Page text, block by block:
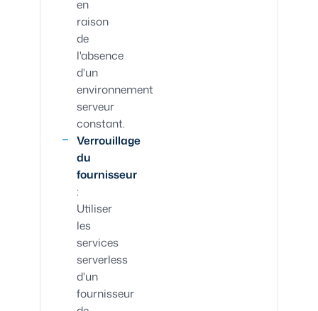
en
raison
de
l'absence
d'un
environnement
serveur
constant.
Verrouillage
du
fournisseur
:
Utiliser
les
services
serverless
d'un
fournisseur